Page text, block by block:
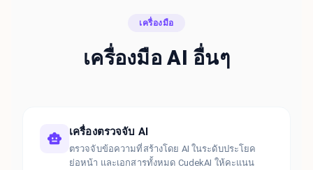
เครื่องมือ
เครื่องมือ AI อื่นๆ
เครื่องตรวจจับ AI
ตรวจจับข้อความที่สร้างโดย AI ในระดับประโยค
ย่อหน้า และเอกสารทั้งหมด CudekAI ให้คะแนน